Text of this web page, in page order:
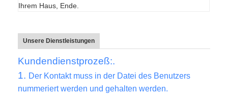
Ihrem Haus, Ende.
Unsere Dienstleistungen
Kundendienstprozeß:.
1. Der Kontakt muss in der Datei des Benutzers
nummeriert werden und gehalten werden.